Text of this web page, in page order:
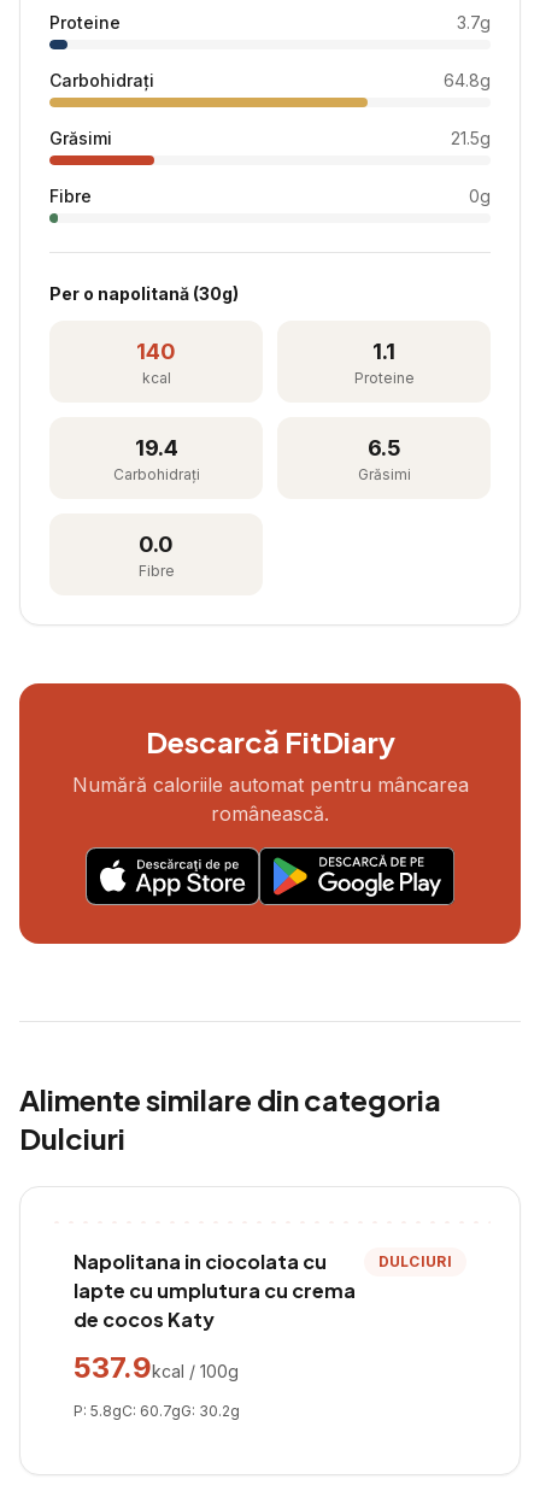
Proteine 3.7g
Carbohidrați 64.8g
Grăsimi 21.5g
Fibre 0g
Per o napolitană (30g)
140
kcal
1.1
Proteine
19.4
Carbohidrați
6.5
Grăsimi
0.0
Fibre
Descarcă FitDiary
Numără caloriile automat pentru mâncarea
românească.
Alimente similare din categoria
Dulciuri
Napolitana in ciocolata cu
lapte cu umplutura cu crema
de cocos Katy
DULCIURI
537.9kcal / 100g
P: 5.8gC: 60.7gG: 30.2g